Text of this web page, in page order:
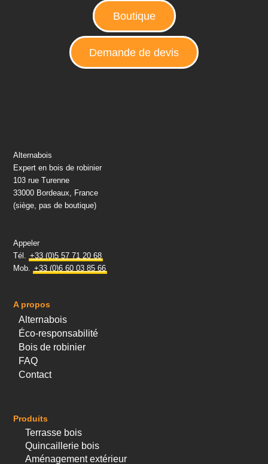
Boutique
Demande de devis
Alternabois
Expert en bois de robinier
103 rue Turenne
33000 Bordeaux, France
(siège, pas de boutique)
Appeler
Tél. +33 (0)5 57 71 20 68
Mob. +33 (0)6 60 03 85 66
A propos
Alternabois
Éco-responsabilité
Bois de robinier
FAQ
Contact
Produits
Terrasse bois
Quincaillerie bois
Aménagement extérieur